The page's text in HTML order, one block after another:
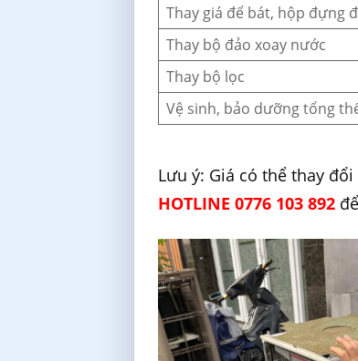
Thay giá để bát, hộp đựng
Thay bộ đảo xoay nước
Thay bộ lọc
Vệ sinh, bảo dưỡng tổng
Lưu ý: Giá có thể thay
HOTLINE 0776 103 892